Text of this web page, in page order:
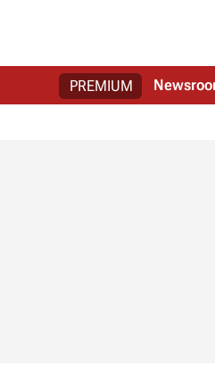
PREMIUM